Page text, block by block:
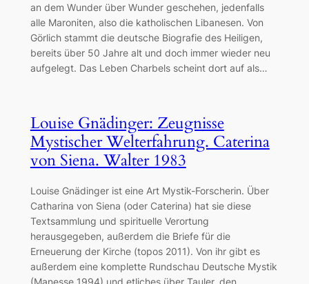
an dem Wunder über Wunder geschehen, jedenfalls
alle Maroniten, also die katholischen Libanesen. Von
Görlich stammt die deutsche Biografie des Heiligen,
bereits über 50 Jahre alt und doch immer wieder neu
aufgelegt. Das Leben Charbels scheint dort auf als…
Louise Gnädinger: Zeugnisse
Mystischer Welterfahrung. Caterina
von Siena. Walter 1983
Louise Gnädinger ist eine Art Mystik-Forscherin. Über
Catharina von Siena (oder Caterina) hat sie diese
Textsammlung und spirituelle Verortung
herausgegeben, außerdem die Briefe für die
Erneuerung der Kirche (topos 2011). Von ihr gibt es
außerdem eine komplette Rundschau Deutsche Mystik
(Manesse 1994) und etliches über Tauler, den